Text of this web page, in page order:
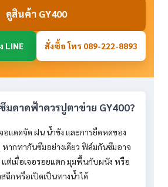
ดูสินค้า GY400
LINE สั่งซื้อ โทร 089-222-8893
มดาดฟ้าควรปูตาข่าย GY400?
แดดจัด ฝน น้ำขัง และการยืดหดของ
ากทากันซึมอย่างเดียว ฟิล์มกันซึมอาจ
แต่เมื่อเจอรอยแตก มุมพื้นกับผนัง หรือ
ฉีกหรือเปิดเป็นทางน้ำได้